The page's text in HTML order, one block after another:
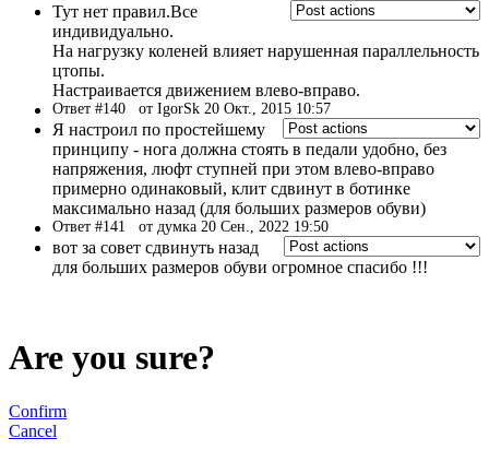
Тут нет правил.Все
индивидуально.
На нагрузку коленей влияет нарушенная параллельность
цтопы.
Настраивается движением влево-вправо.
Ответ #140 от IgorSk 20 Окт., 2015 10:57
Я настроил по простейшему
принципу - нога должна стоять в педали удобно, без
напряжения, люфт ступней при этом влево-вправо
примерно одинаковый, клит сдвинут в ботинке
максимально назад (для больших размеров обуви)
Ответ #141 от думка 20 Сен., 2022 19:50
вот за совет сдвинуть назад
для больших размеров обуви огромное спасибо !!!
Are you sure?
Confirm
Cancel